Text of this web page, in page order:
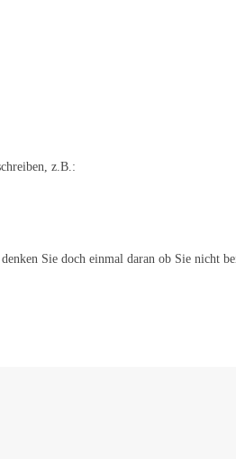
z.B.:
Sie doch einmal daran ob Sie nicht